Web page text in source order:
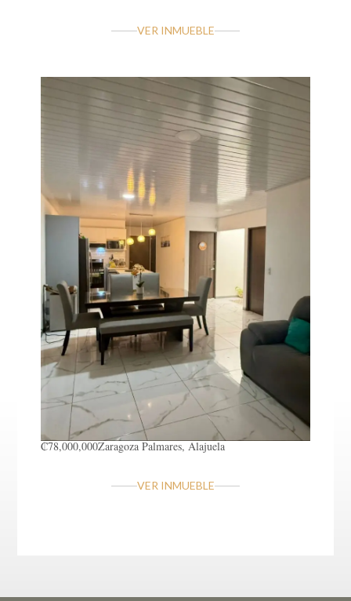
VER INMUEBLE
₡78,000,000ZaragozaPalmares, Alajuela
VER INMUEBLE